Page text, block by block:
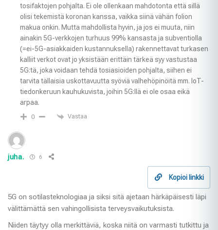
tosifaktojen pohjalta. Ei ole ollenkaan mahdotonta että sillä
olisi tekemistä koronan kanssa, vaikka siinä vähän folion
makua onkin. Mutta mahdollista hyvin, ja jos ei muuta, niin
ainakin 5G-verkkojen turhuus 99% kansasta ja subventiolla
(=ei-5G-asiakkaiden kustannuksella) rakennettavat turkasen
kalliit verkot ovat jo yksistään erittäin tärkeä syy vastustaa
5G:tä, joka voidaan tehdä tosiasioiden pohjalta, siihen ei
tarvita tällaisia uskottavuutta syöviä valhehöpinöitä mm. IoT-
tiedonkeruun kauhukuvista, joihin 5G:llä ei ole osaa eikä
arpaa.
0 Vastaa
juha. 6
Kopioi linkki
5G on sotilasteknologiaa ja siksi sitä ajetaan härkäpäisesti läpi
välittämättä sen vahingollisista terveysvaikutuksista.
Niiden täytyy olla merkittäviä, koska niitä on varmasti tutkittu ja